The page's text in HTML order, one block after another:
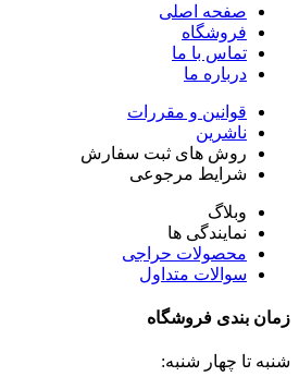
صفحه اصلی
فروشگاه
تماس با ما
درباره ما
قوانین و مقررات
ناشرین
روش های ثبت سفارش
شرایط مرجوعی
وبلاگ
نمایندگی ها
محصولات حراجی
سوالات متداول
زمان بندی فروشگاه
شنبه تا چهار شنبه: